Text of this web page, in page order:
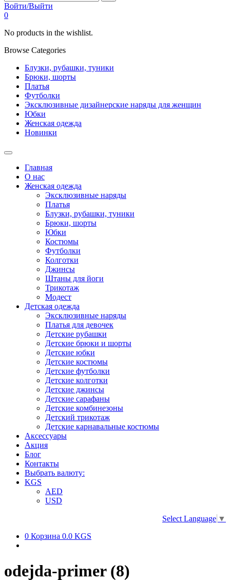
Войти/Выйти
0
No products in the wishlist.
Browse Categories
Блузки, рубашки, туники
Брюки, шорты
Платья
Футболки
Эксклюзивные дизайнерские наряды для женщин
Юбки
Женская одежда
Новинки
Главная
О нас
Женская одежда
Эксклюзивные наряды
Платья
Блузки, рубашки, туники
Брюки, шорты
Юбки
Костюмы
Футболки
Колготки
Джинсы
Штаны для йоги
Трикотаж
Модест
Детская одежда
Эксклюзивные наряды
Платья для девочек
Детские рубашки
Детские брюки и шорты
Детские юбки
Детские костюмы
Детские футболки
Детские колготки
Детские джинсы
Детские сарафаны
Детские комбинезоны
Детский трикотаж
Детские карнавальные костюмы
Аксессуары
Акция
Блог
Контакты
Выбрать валюту:
KGS
AED
USD
Select Language ▼
0 Корзина 0.0 KGS
odejda-primer (8)